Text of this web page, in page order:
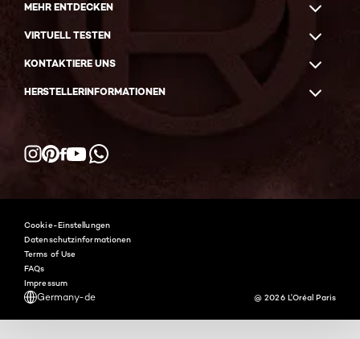
MEHR ENTDECKEN
VIRTUELL TESTEN
KONTAKTIERE UNS
HERSTELLERINFORMATIONEN
Facebook
YouTube
Germany-de
Cookie-Einstellungen
Datenschutzinformationen
Terms of Use
FAQs
Impressum
@ 2026 L'Oréal Paris